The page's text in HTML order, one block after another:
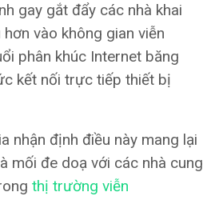
gay gắt đẩy các nhà khai
vào không gian viễn
phân khúc Internet băng
kết nối trực tiếp thiết bị
nhận định điều này mang lại
mối đe doạ với các nhà cung
thị trường viễn